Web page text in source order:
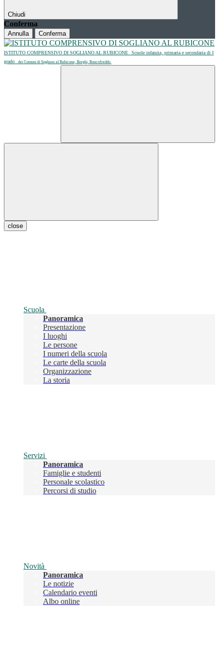
Chiudi
Conferma
Annulla Conferma
ISTITUTO COMPRENSIVO DI SOGLIANO AL RUBICONE
Scuole infanzia, primaria e secondaria di I
grado
dei Comuni di Sogliano al Rubicone, Borghi, Roncofreddo
close
Scuola
Panoramica
Presentazione
I luoghi
Le persone
I numeri della scuola
Le carte della scuola
Organizzazione
La storia
Servizi
Panoramica
Famiglie e studenti
Personale scolastico
Percorsi di studio
Novità
Panoramica
Le notizie
Calendario eventi
Albo online